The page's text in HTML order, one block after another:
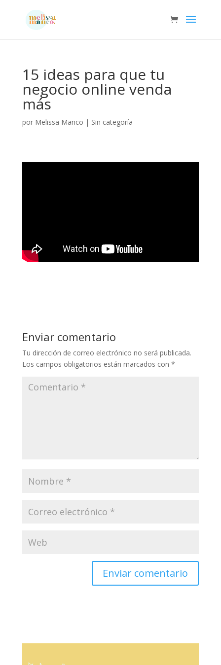
15 ideas para que tu
negocio online venda
más
por Melissa Manco | Sin categoría
Enviar comentario
Tu dirección de correo electrónico no será publicada.
Los campos obligatorios están marcados con *